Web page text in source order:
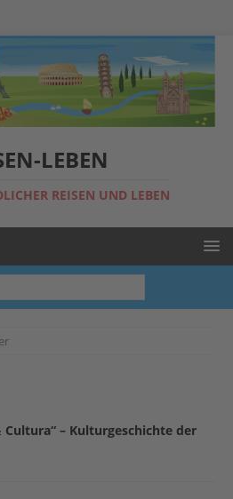
LEBEN
REISEN UND LEBEN
Cultura“ – Kulturgeschichte der